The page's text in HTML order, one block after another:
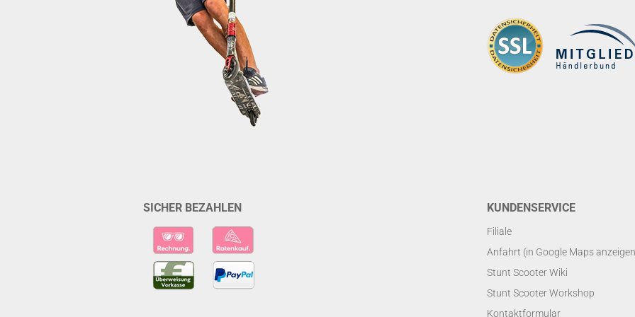
SICHER BEZAHLEN KUNDENSERVICE
Filiale
Anfahrt (in Google Maps
Stunt Scooter Wiki
Stunt Scooter Workshop
Kontaktformular